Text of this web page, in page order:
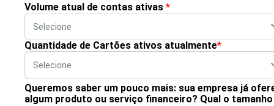
Volume atual de contas ativas *
Quantidade de Cartões ativos atualmente*
Queremos saber um pouco mais: sua empresa já
algum produto ou serviço financeiro? Qual o